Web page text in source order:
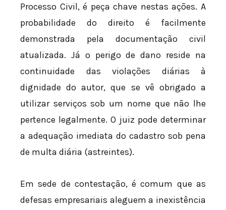
Processo Civil, é peça chave nestas ações. A
probabilidade do direito é facilmente
demonstrada pela documentação civil
atualizada. Já o perigo de dano reside na
continuidade das violações diárias à
dignidade do autor, que se vê obrigado a
utilizar serviços sob um nome que não lhe
pertence legalmente. O juiz pode determinar
a adequação imediata do cadastro sob pena
de multa diária (astreintes).
Em sede de contestação, é comum que as
defesas empresariais aleguem a inexistência